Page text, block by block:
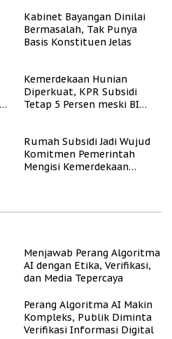
Kabinet Bayangan Dinilai
Bermasalah, Tak Punya
Basis Konstituen Jelas
Kemerdekaan Hunian
Diperkuat, KPR Subsidi
Tetap 5 Persen meski BI
Rumah Subsidi Jadi Wujud
Komitmen Pemerintah
Mengisi Kemerdekaan
Menjawab Perang Algoritma
AI dengan Etika, Verifikasi,
dan Media Tepercaya
Perang Algoritma AI Makin
Kompleks, Publik Diminta
Verifikasi Informasi Digital